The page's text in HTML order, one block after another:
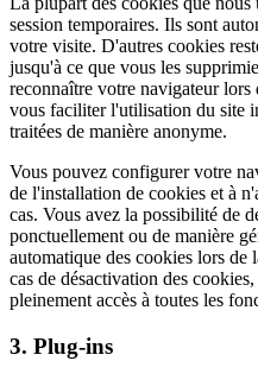
session temporaires. Ils sont
votre visite. D'autres cookies
jusqu'à ce que vous les
reconnaître votre navigateur
vous faciliter l'utilisation du site
traitées de manière anonyme.
Vous pouvez configurer votre
de l'installation de cookies et à
cas. Vous avez la possibilité de
ponctuellement ou de manière
automatique des cookies lors de
cas de désactivation des
pleinement accès à toutes les
3. Plug-ins